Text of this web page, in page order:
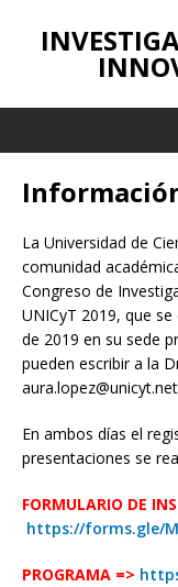
La Universidad de
comunidad
Congreso de
UNICyT 2019, que
de 2019 en su sede
pueden escribir a la
En ambos días el
presentaciones se
FORMULARIO DE
https://forms.gle/
PROGRAMA =>